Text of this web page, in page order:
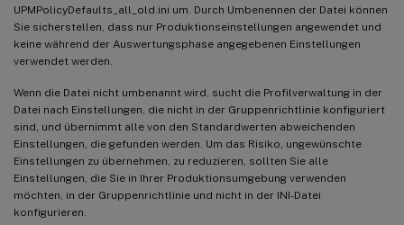
UPMPolicyDefaults_all_old.ini um. Durch Umbenennen der Datei können
Sie sicherstellen, dass nur Produktionseinstellungen angewendet und
keine während der Auswertungsphase angegebenen Einstellungen
verwendet werden.
Wenn die Datei nicht umbenannt wird, sucht die Profilverwaltung in der
Datei nach Einstellungen, die nicht in der Gruppenrichtlinie konfiguriert
sind, und übernimmt alle von den Standardwerten abweichenden
Einstellungen, die gefunden werden. Um das Risiko, ungewünschte
Einstellungen zu übernehmen, zu reduzieren, sollten Sie alle
Einstellungen, die Sie in Ihrer Produktionsumgebung verwenden
möchten, in der Gruppenrichtlinie und nicht in der INI-Datei
konfigurieren.